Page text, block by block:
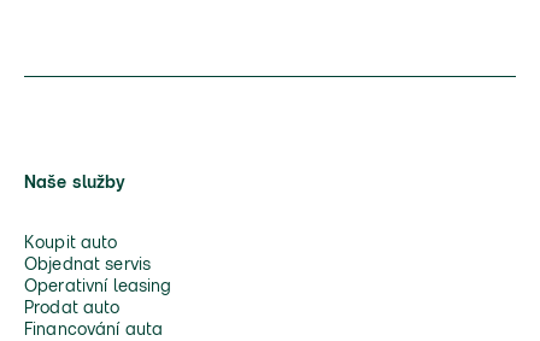
Naše služby
Koupit auto
Objednat servis
Operativní leasing
Prodat auto
Financování auta